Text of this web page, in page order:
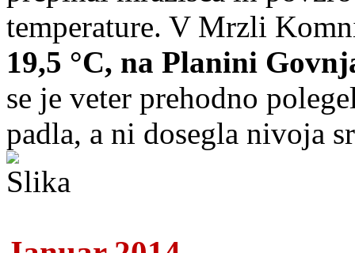
temperature. V Mrzli
19,5 °C, na Planini
se je veter prehodno
padla, a ni dosegla nivoja